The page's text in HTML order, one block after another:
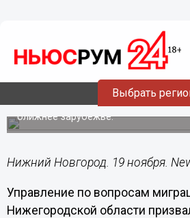
Выбрать
МВД напомнило
проверке
Новым годом
Детские загранпаспорта
ближнее зарубежье.
Нижний Новгород. 19 ноября.
Управление по вопросам
Нижегородской области